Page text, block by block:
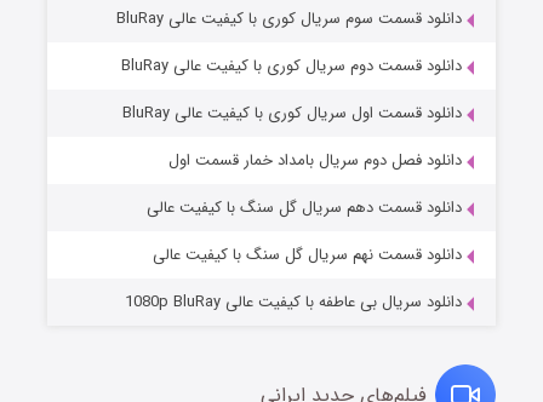
مردگان متحرک: شهر مرده ۳
قسمت۲ (زیرنویس) منتشر شد
دانلود قسمت سوم سریال کوری با کیفیت عالی BluRay
دانلود قسمت دوم سریال کوری با کیفیت عالی BluRay
دانلود قسمت اول سریال کوری با کیفیت عالی BluRay
دانلود فصل دوم سریال بامداد خمار قسمت اول
دانلود قسمت دهم سریال گل سنگ با کیفیت عالی
دانلود قسمت نهم سریال گل سنگ با کیفیت عالی
دانلود سریال بی عاطفه با کیفیت عالی 1080p BluRay
فیلم‌های جدید ایرانی